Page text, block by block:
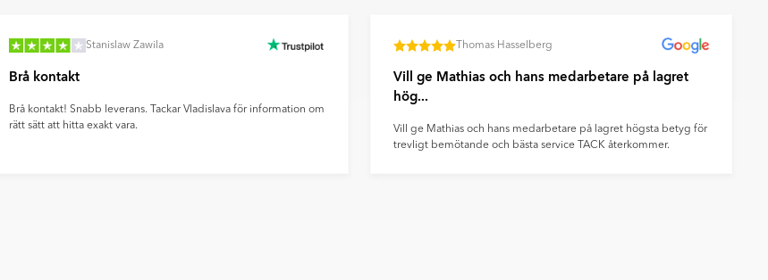
Stanislaw Zawila
Brå kontakt
Brå kontakt! Snabb leverans. Tackar Vladislava för information om
rätt sätt att hitta exakt vara.
Thomas Hasselberg
Vill ge Mathias och hans medarbetare på lagret
hög...
Vill ge Mathias och hans medarbetare på lagret högsta betyg för
trevligt bemötande och bästa service TACK återkommer.